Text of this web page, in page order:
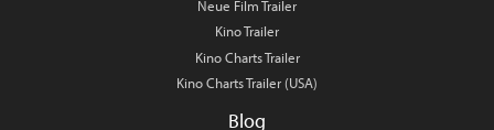
Neue Film Trailer
Kino Trailer
Kino Charts Trailer
Kino Charts Trailer (USA)
Blog